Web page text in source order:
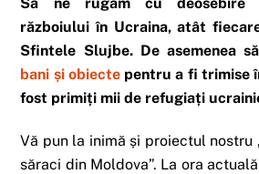
războiului în Ucraina, atât
Sfintele Slujbe. De asemenea
bani și obiectepentru a fi trimise
fost primiți mii de refugiați
Vă pun la inimă și proiectul nostru
săraci din Moldova”. La ora